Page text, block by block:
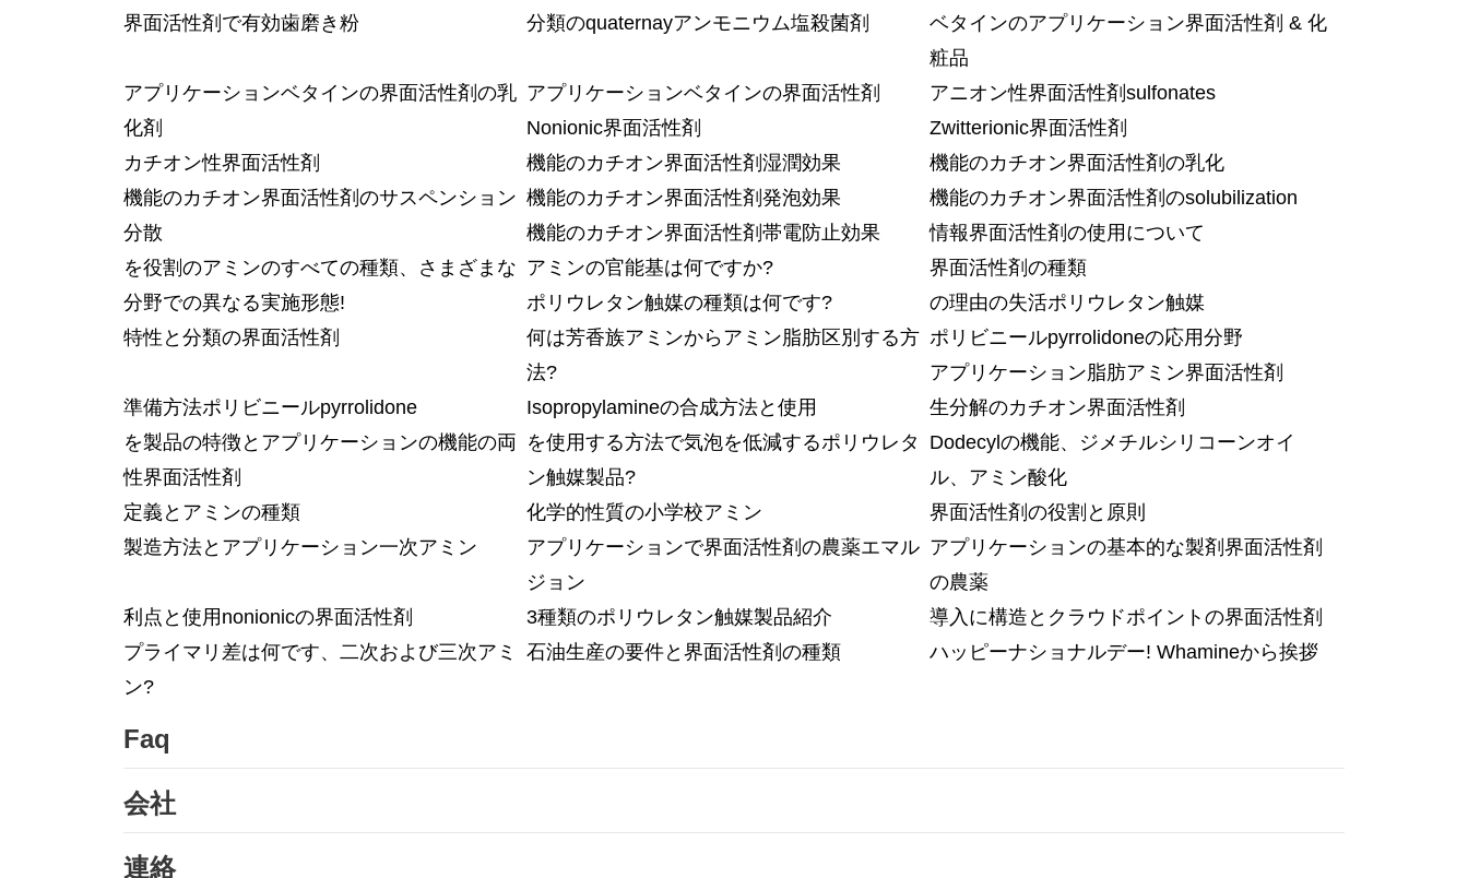
界面活性剤で有効歯磨き粉
分類のquaternayアンモニウム塩殺菌剤
ベタインのアプリケーション界面活性剤 & 化
粧品
アプリケーションベタインの界面活性剤の乳
化剤
アプリケーションベタインの界面活性剤
アニオン性界面活性剤sulfonates
Nonionic界面活性剤
Zwitterionic界面活性剤
カチオン性界面活性剤
機能のカチオン界面活性剤湿潤効果
機能のカチオン界面活性剤の乳化
機能のカチオン界面活性剤のサスペンション
分散
機能のカチオン界面活性剤発泡効果
機能のカチオン界面活性剤のsolubilization
機能のカチオン界面活性剤帯電防止効果
情報界面活性剤の使用について
を役割のアミンのすべての種類、さまざまな
分野での異なる実施形態!
アミンの官能基は何ですか?
界面活性剤の種類
ポリウレタン触媒の種類は何です?
の理由の失活ポリウレタン触媒
特性と分類の界面活性剤
何は芳香族アミンからアミン脂肪区別する方
法?
ポリビニールpyrrolidoneの応用分野
アプリケーション脂肪アミン界面活性剤
準備方法ポリビニールpyrrolidone
Isopropylamineの合成方法と使用
生分解のカチオン界面活性剤
を製品の特徴とアプリケーションの機能の両
性界面活性剤
を使用する方法で気泡を低減するポリウレタ
ン触媒製品?
Dodecylの機能、ジメチルシリコーンオイ
ル、アミン酸化
定義とアミンの種類
化学的性質の小学校アミン
界面活性剤の役割と原則
製造方法とアプリケーション一次アミン
アプリケーションで界面活性剤の農薬エマル
ジョン
アプリケーションの基本的な製剤界面活性剤
の農薬
利点と使用nonionicの界面活性剤
3種類のポリウレタン触媒製品紹介
導入に構造とクラウドポイントの界面活性剤
プライマリ差は何です、二次および三次アミ
ン?
石油生産の要件と界面活性剤の種類 ハッピーナショナルデー! Whamineから挨拶
Faq
会社
連絡